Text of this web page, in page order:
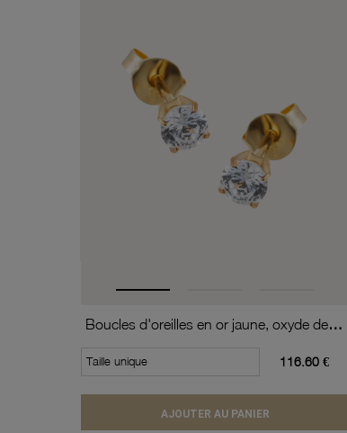
Boucles d'oreilles en or jaune, oxyde de zirconium (moyen modèle).
Taille unique 116.60 €
AJOUTER AU PANIER